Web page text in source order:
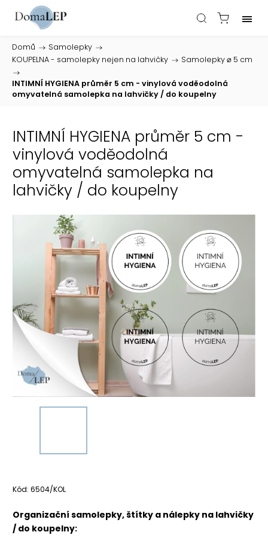
Domů / Samolepky /
KOUPELNA - samolepky nejen na lahvičky /
Samolepky ⌀ 5 cm
/
INTIMNÍ HYGIENA průměr 5 cm - vinylová voděodolná
omyvatelná samolepka na lahvičky / do koupelny
INTIMNÍ HYGIENA průměr 5 cm -
vinylová voděodolná
omyvatelná samolepka na
lahvičky / do koupelny
Kód: 6504/KOL
Organizační samolepky, štítky a nálepky na lahvičky
/ do koupelny: